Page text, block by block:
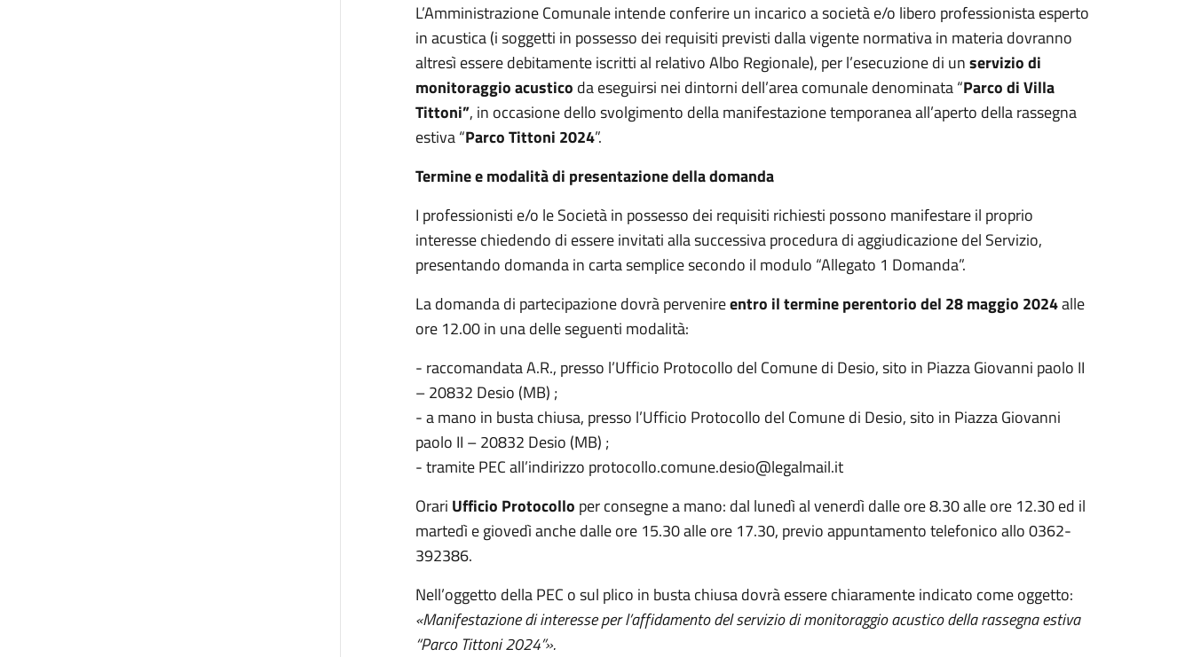
L’Amministrazione Comunale intende conferire un incarico a società e/o libero professionista esperto
in acustica (i soggetti in possesso dei requisiti previsti dalla vigente normativa in materia dovranno
altresì essere debitamente iscritti al relativo Albo Regionale), per l’esecuzione di unservizio di
monitoraggio acustico da eseguirsi nei dintorni dell’area comunale denominata “Parco di Villa
Tittoni”, in occasione dello svolgimento della manifestazione temporanea all’aperto della rassegna
estiva “Parco Tittoni 2024”.
Termine e modalità di presentazione della domanda
I professionisti e/o le Società in possesso dei requisiti richiesti possono manifestare il proprio
interesse chiedendo di essere invitati alla successiva procedura di aggiudicazione del Servizio,
presentando domanda in carta semplice secondo il modulo “Allegato 1 Domanda”.
La domanda di partecipazione dovrà pervenireentro il termine perentorio del 28 maggio 2024alle
ore 12.00 in una delle seguenti modalità:
- raccomandata A.R., presso l’Ufficio Protocollo del Comune di Desio, sito in Piazza Giovanni paolo II
– 20832 Desio (MB) ;
- a mano in busta chiusa, presso l’Ufficio Protocollo del Comune di Desio, sito in Piazza Giovanni
paolo II – 20832 Desio (MB) ;
- tramite PEC all’indirizzo protocollo.comune.desio@legalmail.it
Orari Ufficio Protocollo per consegne a mano: dal lunedì al venerdì dalle ore 8.30 alle ore 12.30 ed il
martedì e giovedì anche dalle ore 15.30 alle ore 17.30, previo appuntamento telefonico allo 0362-
392386.
Nell’oggetto della PEC o sul plico in busta chiusa dovrà essere chiaramente indicato come oggetto:
«Manifestazione di interesse per l’affidamento del servizio di monitoraggio acustico della rassegna estiva
“Parco Tittoni 2024”».